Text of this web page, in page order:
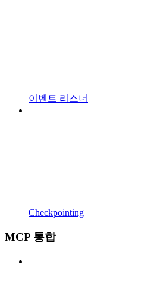
이벤트 리스너
Checkpointing
MCP 통합